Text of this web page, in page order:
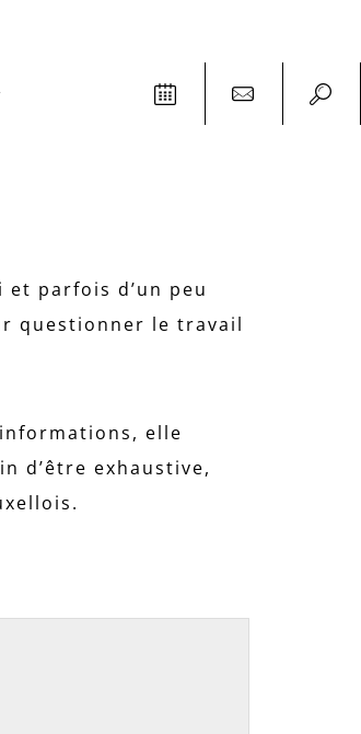
et parfois d’un peu
questionner le travail
elle
d’être exhaustive,